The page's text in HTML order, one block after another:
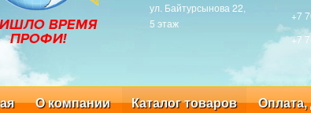
ул. Байтурсынова 22,
5 этаж
+7
+7
О компании Каталог товаров Оплата,